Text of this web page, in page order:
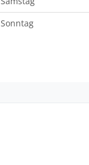
Sonntag